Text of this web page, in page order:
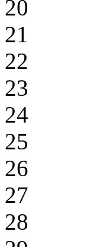
20
21
22
23
24
25
26
27
28